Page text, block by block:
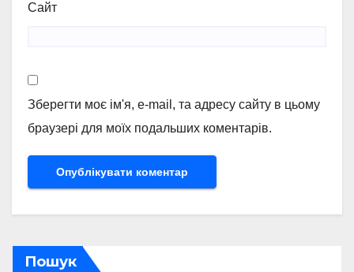
Сайт
Зберегти моє ім'я, e-mail, та адресу сайту в цьому
браузері для моїх подальших коментарів.
Пошук